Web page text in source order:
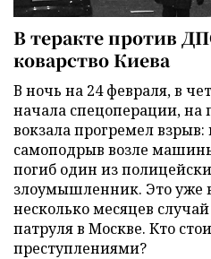
В теракте против
коварство Киева
В ночь на 24 февраля, в
начала спецоперации, на
вокзала прогремел
самоподрыв возле
погиб один из
злоумышленник. Это уже
несколько месяцев
патруля в Москве. Кто
преступлениями?